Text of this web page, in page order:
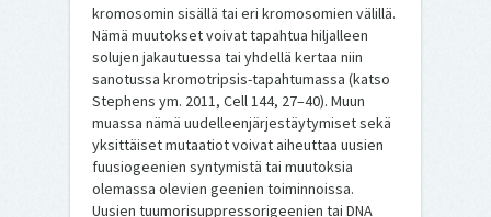
kromosomin sisällä tai eri kromosomien välillä.
Nämä muutokset voivat tapahtua hiljalleen
solujen jakautuessa tai yhdellä kertaa niin
sanotussa kromotripsis-tapahtumassa (katso
Stephens ym. 2011, Cell 144, 27–40). Muun
muassa nämä uudelleenjärjestäytymiset sekä
yksittäiset mutaatiot voivat aiheuttaa uusien
fuusiogeenien syntymistä tai muutoksia
olemassa olevien geenien toiminnoissa.
Uusien tuumorisuppressorigeenien tai DNA